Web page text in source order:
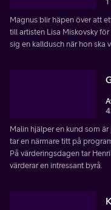
Magnus blir häpen över att
till artisten Lisa Miskovsky
sig en kalldusch när hon ska
Malin hjälper en kund som
tar en närmare titt på
På värderingsdagen tar
värderar en intressant byrå.